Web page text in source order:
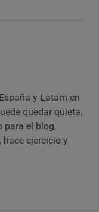
y Latam en
quedar quieta,
para el blog,
ejercicio y